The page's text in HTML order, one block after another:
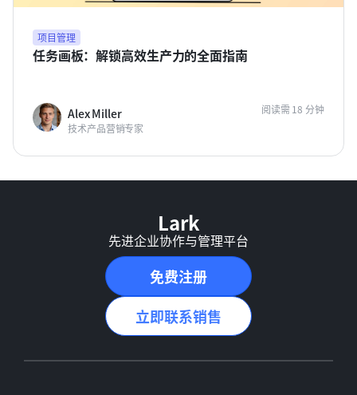
项目管理
任务画板：解锁高效生产力的全面指南
Alex Miller
技术产品营销专家
阅读需 18 分钟
Lark
先进企业协作与管理平台
免费注册
立即联系销售